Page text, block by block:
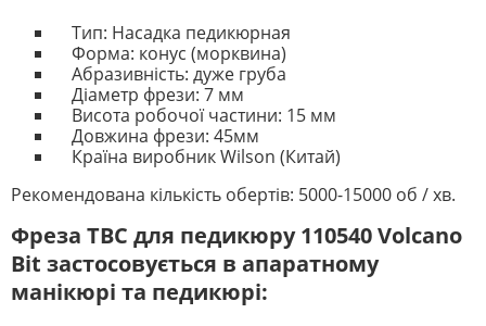
Тип: Насадка педикюрная
Форма: конус (морквина)
Абразивність: дуже груба
Діаметр фрези: 7 мм
Висота робочої частини: 15 мм
Довжина фрези: 45мм
Країна виробник Wilson (Китай)
Рекомендована кількість обертів: 5000-15000 об / хв.
Фреза ТВС для педикюру 110540 Volcano
Bit застосовується в апаратному
манікюрі та педикюрі: